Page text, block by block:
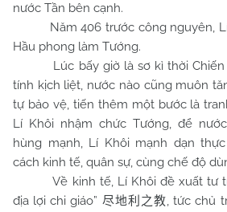
nước Tần bên cạnh.
Năm 406 trước công nguyên, Lí
Hầu phong làm Tướng.
Lúc bấy giờ là sơ kì thời Chiến
tính kịch liệt, nước nào cũng muôn
tự bảo vệ, tiến thêm một bước là
Lí Khôi nhậm chức Tướng, để
hùng mạnh, Lí Khôi mạnh dạn
cách kinh tế, quân sự, cùng chế độ
Về kinh tế, Lí Khôi đề xuất tư
địa lợi chi giáo” 尽地利之教, tức chủ